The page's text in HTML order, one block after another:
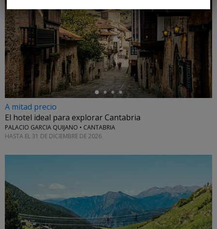
←
A mitad precio
El hotel ideal para explorar Cantabria
PALACIO GARCIA QUIJANO • CANTABRIA
HASTA EL 31 DE DICIEMBRE DE 2026
←